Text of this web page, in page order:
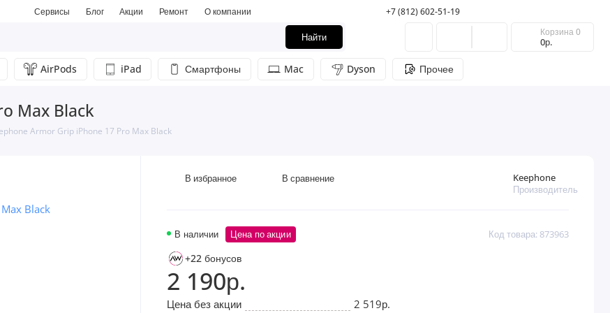
Сервисы Блог Акции Ремонт О компании +7 (812) 602-51-19
Найти Корзина 0
0р.
AirPods iPad Смартфоны Mac Dyson Прочее
Max Black
Armor Grip iPhone 17 Pro Max Black
В наличии Код товара: 873963
Цена по акции
Keephone
Производитель
+22 бонусов
2 190р.
Цена без акции 2 519р.
В избранное В сравнение